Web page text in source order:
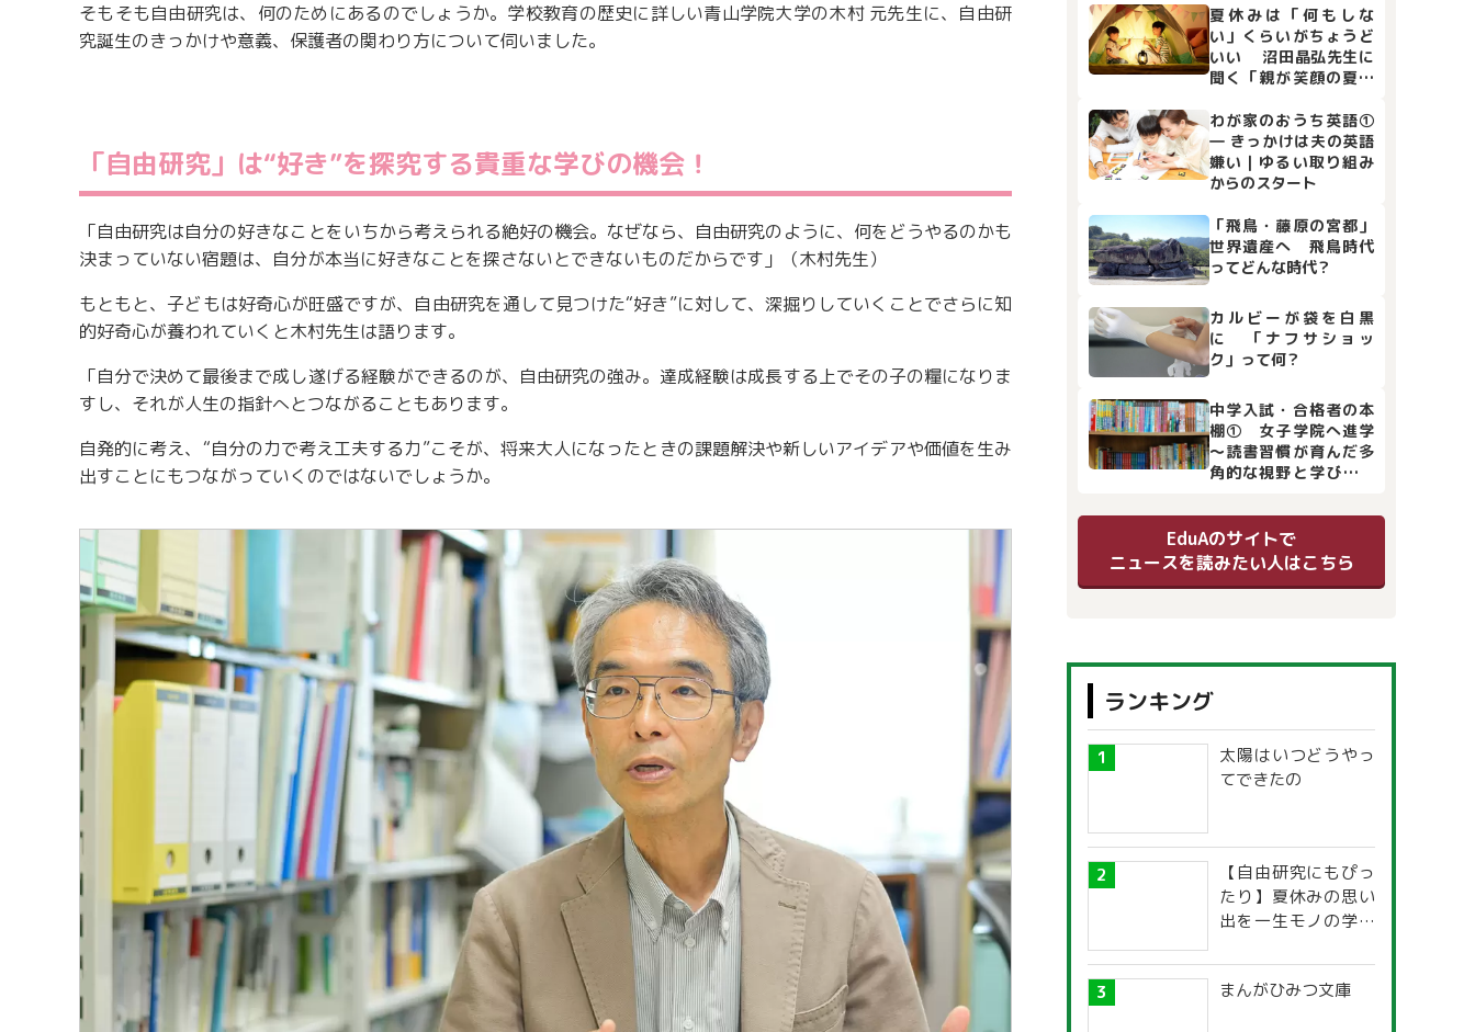
そもそも自由研究は、何のためにあるのでしょうか。学校教育の歴史に詳しい青山学院大学の木村 元先生に、自由研
究誕生のきっかけや意義、保護者の関わり方について伺いました。
「自由研究」は“好き”を探究する貴重な学びの機会！
「自由研究は自分の好きなことをいちから考えられる絶好の機会。なぜなら、自由研究のように、何をどうやるのかも
決まっていない宿題は、自分が本当に好きなことを探さないとできないものだからです」（木村先生）
もともと、子どもは好奇心が旺盛ですが、自由研究を通して見つけた“好き”に対して、深掘りしていくことでさらに知
的好奇心が養われていくと木村先生は語ります。
「自分で決めて最後まで成し遂げる経験ができるのが、自由研究の強み。達成経験は成長する上でその子の糧になりま
すし、それが人生の指針へとつながることもあります。
自発的に考え、“自分の力で考え工夫する力”こそが、将来大人になったときの課題解決や新しいアイデアや価値を生み
出すことにもつながっていくのではないでしょうか。
夏休みは「何もしな
い」くらいがちょうど
いい 沼田晶弘先生に
聞く「親が笑顔の夏休
わが家のおうち英語①
― きっかけは夫の英語
嫌い｜ゆるい取り組み
からのスタート
「飛鳥・藤原の宮都」
世界遺産へ 飛鳥時代
ってどんな時代？
カルビーが袋を白黒
に 「ナフサショッ
ク」って何？
中学入試・合格者の本
棚① 女子学院へ進学
～読書習慣が育んだ多
角的な視野と学びの土
EduAのサイトで
ニュースを読みたい人はこちら
ランキング
太陽はいつどうやっ
てできたの
【自由研究にもぴっ
たり】夏休みの思い
出を一生モノの学び
探究ガイド
まんがひみつ文庫